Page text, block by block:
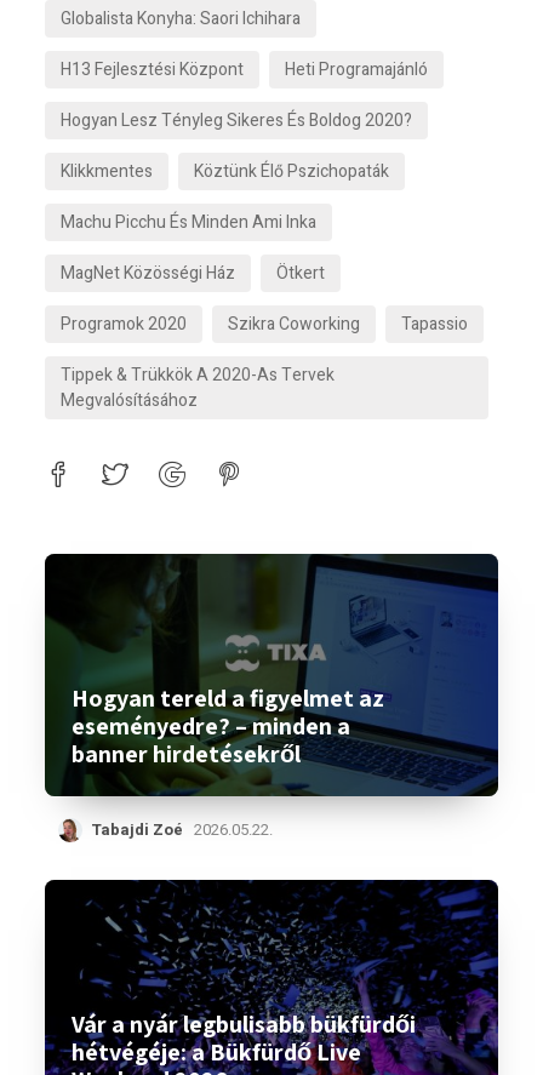
Globalista Konyha: Saori Ichihara
H13 Fejlesztési Központ
Heti Programajánló
Hogyan Lesz Tényleg Sikeres És Boldog 2020?
Klikkmentes
Köztünk Élő Pszichopaták
Machu Picchu És Minden Ami Inka
MagNet Közösségi Ház
Ötkert
Programok 2020
Szikra Coworking
Tapassio
Tippek & Trükkök A 2020-As Tervek
Megvalósításához
Hogyan tereld a figyelmet az
eseményedre? – minden a
banner hirdetésekről
Tabajdi Zoé 2026.05.22.
Vár a nyár legbulisabb bükfürdői
hétvégéje: a Bükfürdő Live